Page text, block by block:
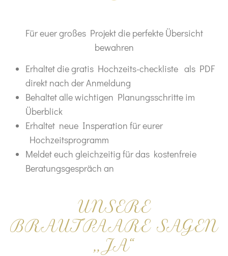
Für euer großes Projektdie perfekte Übersicht
bewahren
Erhaltet die gratis Hochzeits-checkliste als PDF
direkt nach der Anmeldung
Behaltet alle wichtigen Planungsschritte im
Überblick
Erhaltet neue Insperation für eurer
Hochzeitsprogramm
Meldet euch gleichzeitig für das kostenfreie
Beratungsgespräch an
UNSERE
BRAUTPAARE SAGEN
,,JA“